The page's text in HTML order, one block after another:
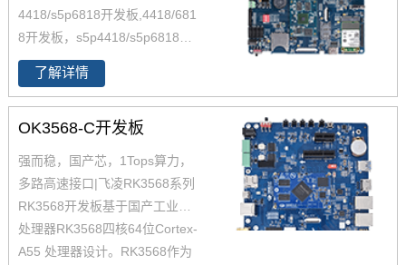
4418/s5p6818开发板,4418/681
8开发板，s5p4418/s5p6818开
发板解决方案，S5p4418/s5p68
18多媒体解决方案，s5p4418硬
件解决方案，更多S5P4418/s5p
6818方案敬请联系飞凌嵌入式。
了解详情
OK3568-C开发板
强而稳，国产芯，1Tops算力，
多路高速接口|飞凌RK3568系列
RK3568开发板基于国产工业级AI
处理器RK3568四核64位Cortex-
A55 处理器设计。RK3568作为